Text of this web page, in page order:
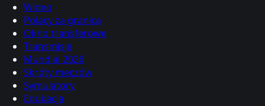
Wideo
Polacy za granicą
Okno transferowe
Transmisje
Mundial 2026
Skróty meczów
Symulatory
Edukacja